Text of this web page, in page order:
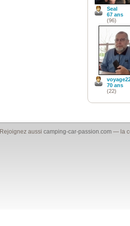
Seal
67 ans
(96)
70 ans
(22)
Rejoignez aussicamping-car-passion.com — la